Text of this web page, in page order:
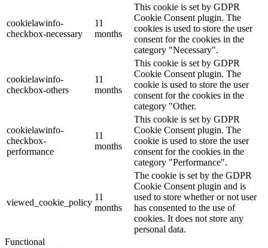
cookielawinfo-
checkbox-necessary
11
months
This cookie is set by GDPR
Cookie Consent plugin. The
cookies is used to store the user
consent for the cookies in the
category "Necessary".
cookielawinfo-
checkbox-others
11
months
This cookie is set by GDPR
Cookie Consent plugin. The
cookie is used to store the user
consent for the cookies in the
category "Other.
cookielawinfo-
checkbox-
performance
11
months
This cookie is set by GDPR
Cookie Consent plugin. The
cookie is used to store the user
consent for the cookies in the
category "Performance".
viewed_cookie_policy
11
months
The cookie is set by the GDPR
Cookie Consent plugin and is
used to store whether or not user
has consented to the use of
cookies. It does not store any
personal data.
Functional